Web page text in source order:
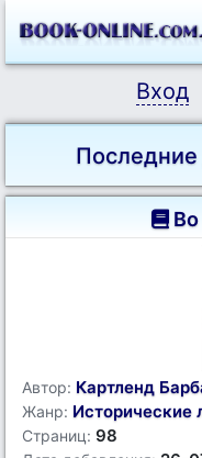
Вход
Последние
Автор: Картленд
Жанр:
Страниц: 98